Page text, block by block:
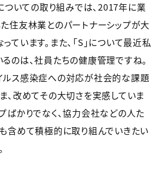
についての取り組みでは、2017年に業
住友林業とのパートナーシップが大
ています。また、「S」について最近私
のは、社員たちの健康管理ですね。
ルス感染症への対応が社会的な課題
、改めてその大切さを実感していま
ばかりでなく、協力会社などの人た
含めて積極的に取り組んでいきたい